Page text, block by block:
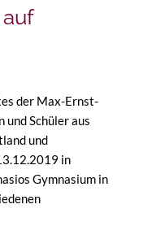
der Max-Ernst-
und Schüler aus
und
in
Gymnasium in